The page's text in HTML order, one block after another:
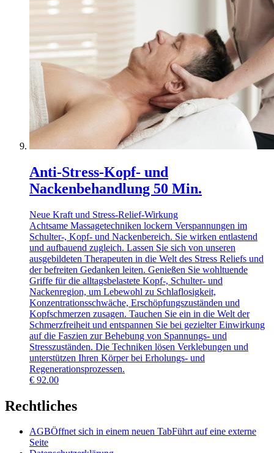
Anti-Stress-Kopf- und
Nackenbehandlung 50 Min.
Neue Kraft und Stress-Relief-Wirkung
Achtsame Massagetechniken lockern Verspannungen im
Schulter-, Kopf- und Nackenbereich. Sie wirken entlastend
und aufbauend zugleich. Lassen Sie sich von unseren
ausgebildeten Therapeuten in die Welt des Stress Reliefs und
der befreiten Gedanken leiten. Genießen Sie wohltuende
Griffe für die alltagsbelastete Kopf-, Schulter- und
Nackenregion, um Lebewohl zu Schlaflosigkeit,
Konzentrationsschwäche, Erschöpfungszuständen und
Kopfschmerzen zusagen. Tauchen Sie ein in die Welt der
Schmerzfreiheit und entspannen Sie bei gezielter Einwirkung
auf die Faszien zur Behebung von Spannungs- und
Stresszuständen. Die Techniken lösen Verklebungen und
unterstützen Ihren Körper bei Erholungs- und
Regenerationsprozessen.
€ 92.00
Rechtliches
AGBÖffnet sich in einem neuen TabFührt auf eine externe
Seite